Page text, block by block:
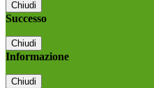
Chiudi
Successo
Chiudi
Informazione
Chiudi